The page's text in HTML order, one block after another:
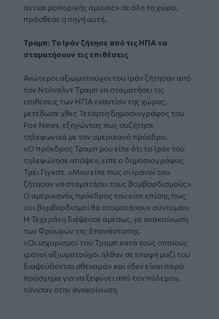
αντιαεροπορικής άμυνας» σε όλη τη χώρα,
πρόσθεσε η πηγή αυτή.
Τραμπ: Το Ιράν ζήτησε από τις ΗΠΑ να
σταματήσουν τις επιθέσεις
Ανώτεροι αξιωματούχοι του Ιράν ζήτησαν από
τον Ντόναλντ Τραμπ να σταματήσει τις
επιθέσεις των ΗΠΑ εναντίον της χώρας,
μετέδωσε χθες Τετάρτη δημοσιογράφος του
Fox News, εξηγώντας πως συζήτησε
τηλεφωνικά με τον αμερικανό πρόεδρο.
«Ο πρόεδρος Τραμπ μου είπε ότι το Ιράν του
τηλεφώνησε απόψε», είπε ο δημοσιογράφος
Τρέι Γιγκστ. «Μου είπε πως οι Ιρανοί του
ζήτησαν να σταματήσει τους βομβαρδισμούς».
Ο αμερικανός πρόεδρος του είπε επίσης πως
«οι βομβαρδισμοί θα σταματήσουν σύντομα».
Η Τεχεράνη διέψευσε αμέσως, με ανακοίνωση
των Φρουρών της Επανάστασης.
«Οι ισχυρισμοί του Τραμπ κατά τους οποίους
ιρανοί αξιωματούχοι ήλθαν σε επαφή μαζί του
διαψεύδονται σθεναρά» και «δεν είναι παρά
πρόσχημα για να ξεφύγει από τον πόλεμο»,
τόνισαν στην ανακοίνωση.